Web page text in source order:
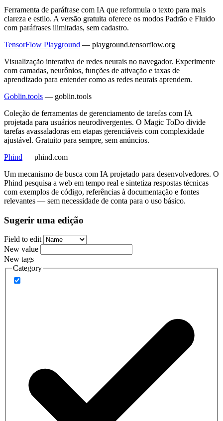
Ferramenta de paráfrase com IA que reformula o texto para mais
clareza e estilo. A versão gratuita oferece os modos Padrão e Fluido
com paráfrases ilimitadas, sem cadastro.
TensorFlow Playground — playground.tensorflow.org
Visualização interativa de redes neurais no navegador. Experimente
com camadas, neurônios, funções de ativação e taxas de
aprendizado para entender como as redes neurais aprendem.
Goblin.tools — goblin.tools
Coleção de ferramentas de gerenciamento de tarefas com IA
projetada para usuários neurodivergentes. O Magic ToDo divide
tarefas avassaladoras em etapas gerenciáveis com complexidade
ajustável. Gratuito para sempre, sem anúncios.
Phind — phind.com
Um mecanismo de busca com IA projetado para desenvolvedores. O
Phind pesquisa a web em tempo real e sintetiza respostas técnicas
com exemplos de código, referências à documentação e fontes
relevantes — sem necessidade de conta para o uso básico.
Sugerir uma edição
Field to edit
New value
New tags
Category